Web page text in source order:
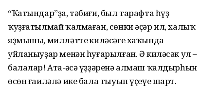
“Ҡатындар”ҙа, тәбиғи, был тарафта һүҙ
ҡуҙғатылмай ҡалмаған, сөнки әҫәр ил, халыҡ
яҙмышы, милләттең киләсәге хаҡында
уйланыуҙар менән һуғарылған. Ә киләсәк ул –
балалар! Ата-әсә үҙҙәре­нә алмаш ҡалдырһын
өсөн ғаиләлә ике бала тыуып үҫеүе шарт.